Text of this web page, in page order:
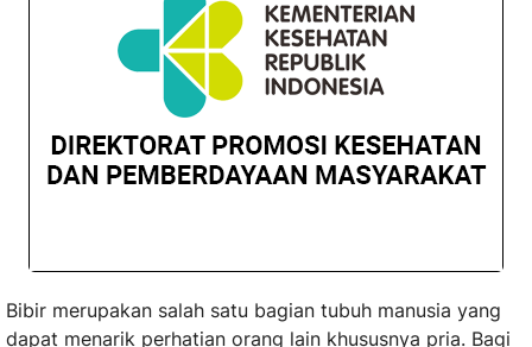
Bibir merupakan salah satu bagian tubuh manusia yang
dapat menarik perhatian orang lain khususnya pria. Bagi